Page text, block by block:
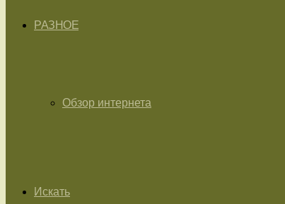
РАЗНОЕ
Обзор интернета
Искать